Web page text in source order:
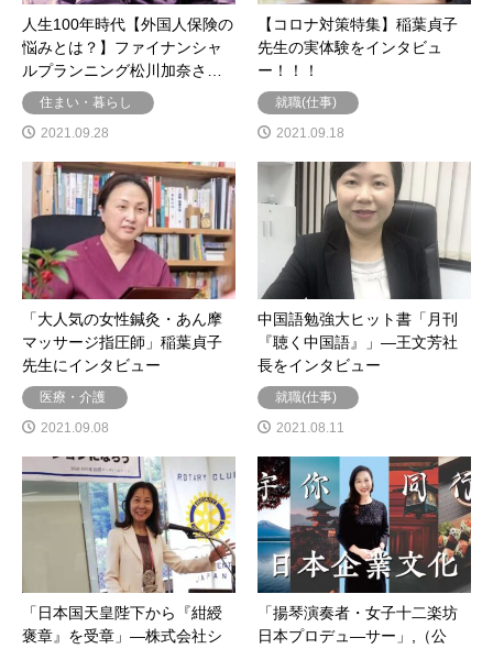
人生100年時代【外国人保険の
悩みとは？】ファイナンシャ
ルプランニング松川加奈さ…
住まい・暮らし
2021.09.28
【コロナ対策特集】稲葉貞子
先生の実体験をインタビュ
ー！！！
就職(仕事)
2021.09.18
「大人気の女性鍼灸・あん摩
マッサージ指圧師」稲葉貞子
先生にインタビュー
医療・介護
2021.09.08
中国語勉強大ヒット書「月刊
『聴く中国語』」―王文芳社
長をインタビュー
就職(仕事)
2021.08.11
「日本国天皇陛下から『紺綬
褒章』を受章」―株式会社シ
「揚琴演奏者・女子十二楽坊
日本プロデュ―サー」,（公